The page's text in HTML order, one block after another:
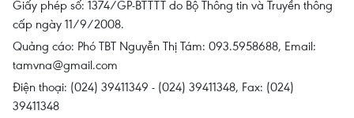
Giấy phép số: 1374/GP-BTTTT do Bộ Thông tin và Truyền thông
cấp ngày 11/9/2008.
Quảng cáo: Phó TBT Nguyễn Thị Tám: 093.5958688, Email:
tamvna@gmail.com
Điện thoại: (024) 39411349 - (024) 39411348, Fax: (024)
39411348